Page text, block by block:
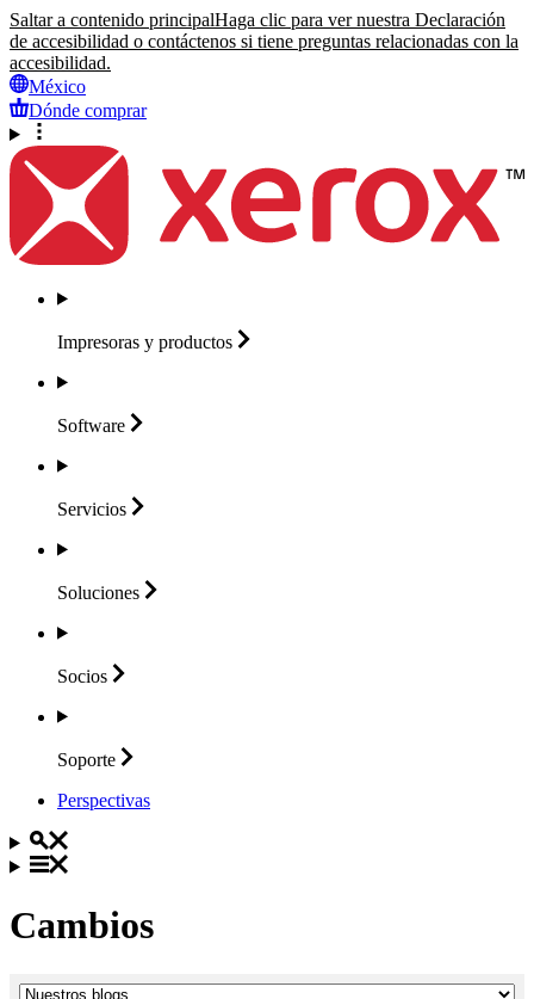
Saltar a contenido principalHaga clic para ver nuestra Declaración
de accesibilidad o contáctenos si tiene preguntas relacionadas con la
accesibilidad.
México
Dónde comprar
Impresoras y productos
Software
Servicios
Soluciones
Socios
Soporte
Perspectivas
Cambios